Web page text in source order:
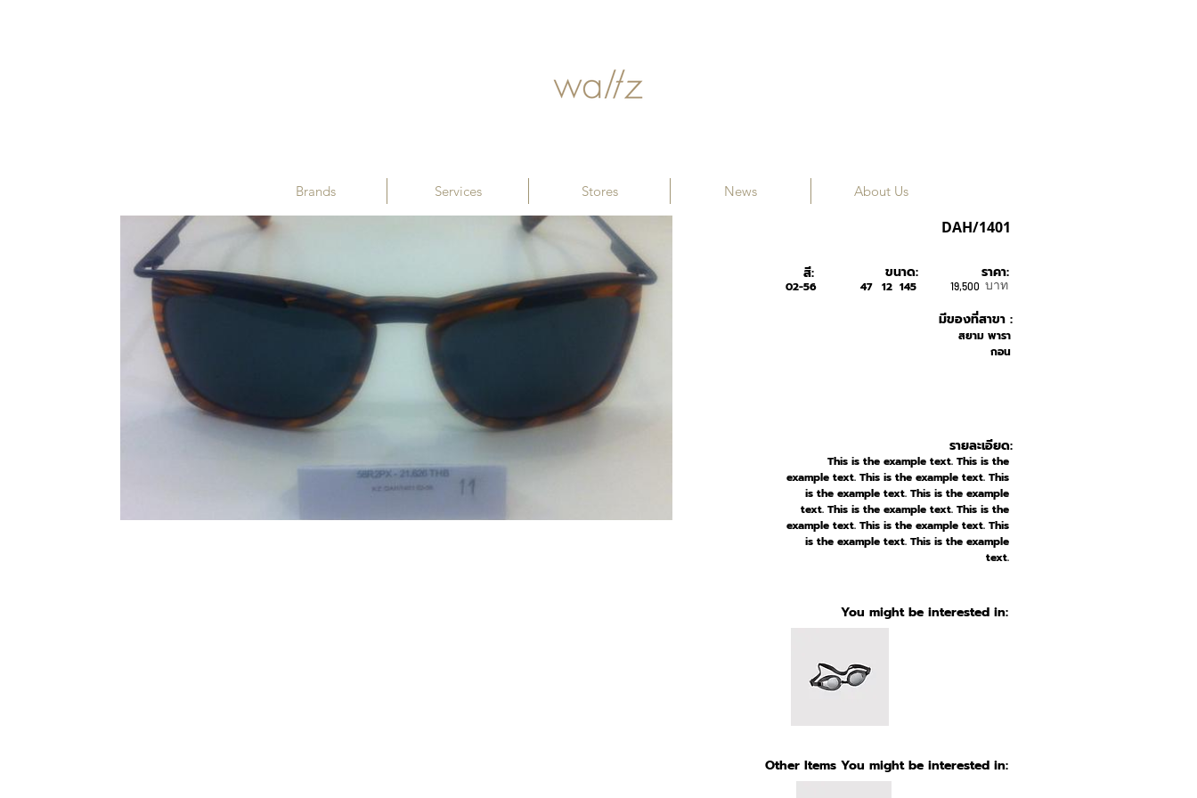
DAH/1401
สี:
02-56
สยาม พารา
กอน
มีของที่สาขา :
ขนาด:
47 12 145 บาท
19,500
ราคา:
รายละเอียด:
This is the example text. This is the
example text. This is the example text. This
is the example text. This is the example
text. This is the example text. This is the
example text. This is the example text. This
is the example text. This is the example
text.
You might be interested in:
Other Items You might be interested in:
Brands Services Stores News About Us